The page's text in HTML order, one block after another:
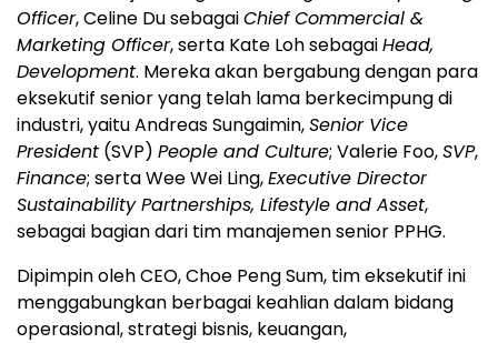
Officer, Celine Du sebagaiChief Commercial &
Marketing Officer, serta Kate Loh sebagaiHead,
Development. Mereka akan bergabung dengan para
eksekutif senior yang telah lama berkecimpung di
industri, yaitu Andreas Sungaimin,Senior Vice
President (SVP) People and Culture; Valerie Foo,SVP,
Finance; serta Wee Wei Ling,Executive Director
Sustainability Partnerships, Lifestyle and Asset,
sebagai bagian dari tim manajemen senior PPHG.
Dipimpin oleh CEO, Choe Peng Sum, tim eksekutif ini
menggabungkan berbagai keahlian dalam bidang
operasional, strategi bisnis, keuangan,